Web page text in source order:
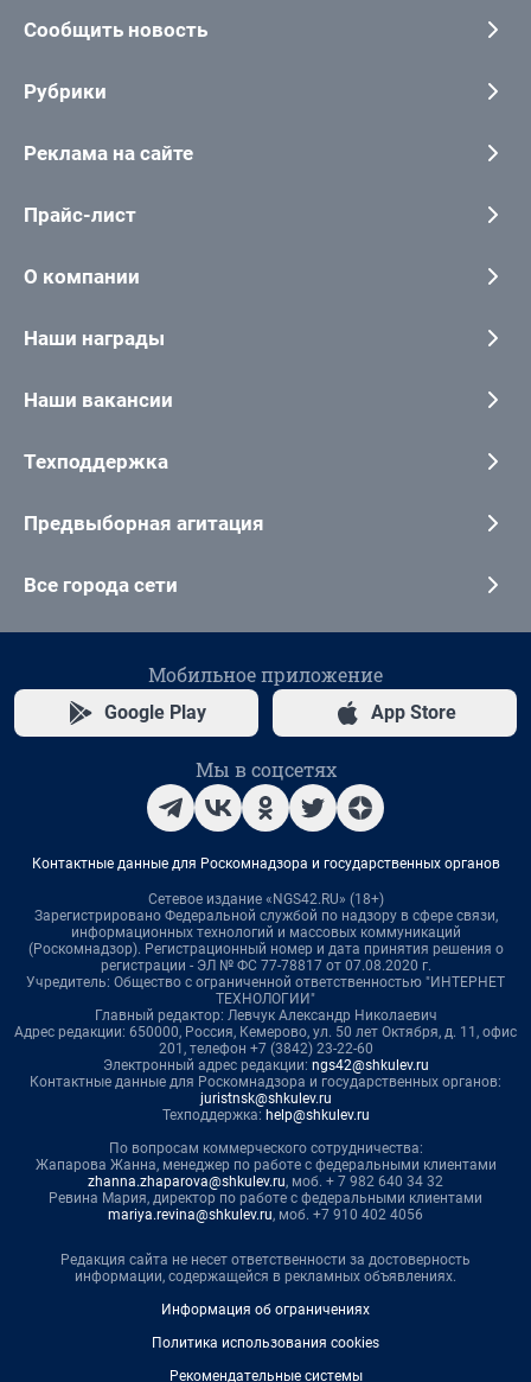
Сообщить новость
Рубрики
Реклама на сайте
Прайс-лист
О компании
Наши награды
Наши вакансии
Техподдержка
Предвыборная агитация
Все города сети
Мобильное приложение
Google Play App Store
Мы в соцсетях
Контактные данные для Роскомнадзора и государственных органов
Сетевое издание «NGS42.RU» (18+)
Зарегистрировано Федеральной службой по надзору в сфере связи,
информационных технологий и массовых коммуникаций
(Роскомнадзор). Регистрационный номер и дата принятия решения о
регистрации - ЭЛ № ФС 77-78817 от 07.08.2020 г.
Учредитель: Общество с ограниченной ответственностью "ИНТЕРНЕТ
ТЕХНОЛОГИИ"
Главный редактор: Левчук Александр Николаевич
Адрес редакции: 650000, Россия, Кемерово, ул. 50 лет Октября, д. 11, офис
201, телефон +7 (3842) 23-22-60
Электронный адрес редакции: ngs42@shkulev.ru
Контактные данные для Роскомнадзора и государственных органов:
juristnsk@shkulev.ru
Техподдержка: help@shkulev.ru
По вопросам коммерческого сотрудничества:
Жапарова Жанна, менеджер по работе с федеральными клиентами
zhanna.zhaparova@shkulev.ru, моб. + 7 982 640 34 32
Ревина Мария, директор по работе с федеральными клиентами
mariya.revina@shkulev.ru, моб. +7 910 402 4056
Редакция сайта не несет ответственности за достоверность
информации, содержащейся в рекламных объявлениях.
Информация об ограничениях
Политика использования cookies
Рекомендательные системы